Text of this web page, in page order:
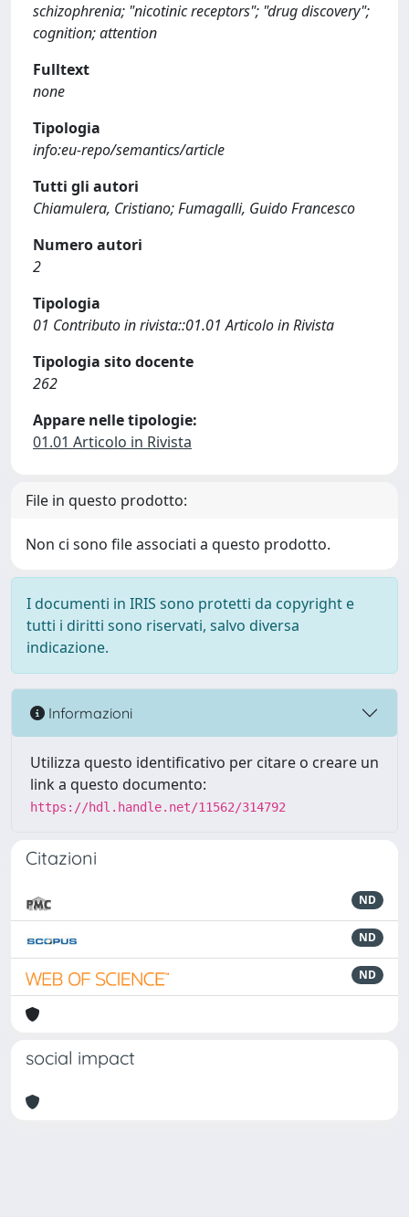
schizophrenia; "nicotinic receptors"; "drug discovery";
cognition; attention
Fulltext
none
Tipologia
info:eu-repo/semantics/article
Tutti gli autori
Chiamulera, Cristiano; Fumagalli, Guido Francesco
Numero autori
2
Tipologia
01 Contributo in rivista::01.01 Articolo in Rivista
Tipologia sito docente
262
Appare nelle tipologie:
01.01 Articolo in Rivista
File in questo prodotto:
Non ci sono file associati a questo prodotto.
I documenti in IRIS sono protetti da copyright e
tutti i diritti sono riservati, salvo diversa
indicazione.
Informazioni
Utilizza questo identificativo per citare o creare un
link a questo documento:
https://hdl.handle.net/11562/314792
Citazioni
ND
ND
ND
social impact